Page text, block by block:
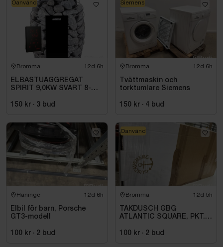
Bromma 12d 6h
ELBASTUAGGREGAT
SPIRIT 9,0KW SVART 8-
INKL. XENIO WIFI
150 kr · 3 bud
Oanvänd
Bromma 12d 6h
Tvättmaskin och
torktumlare Siemens
150 kr · 4 bud
Siemens
Haninge 12d 6h
Elbil för barn, Porsche
GT3-modell
100 kr · 2 bud
Bromma 12d 5h
TAKDUSCH GBG
ATLANTIC SQUARE, PKT.
KROM
100 kr · 2 bud
Oanvänd